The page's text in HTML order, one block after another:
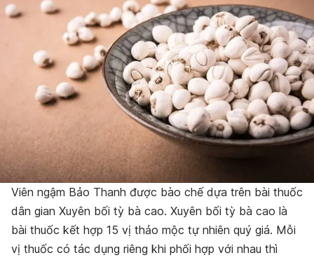
Viên ngậm Bảo Thanh được bào chế dựa trên bài thuốc
dân gian Xuyên bối tỳ bà cao. Xuyên bối tỳ bà cao là
bài thuốc kết hợp 15 vị thảo mộc tự nhiên quý giá. Mỗi
vị thuốc có tác dụng riêng khi phối hợp với nhau thì